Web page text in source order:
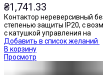
Посты
₴1,741.33
Контактор нереверсивный
степенью защиты IP20, с
с катушкой управления на
Добавить в список желаний
В корзину
Просмотр